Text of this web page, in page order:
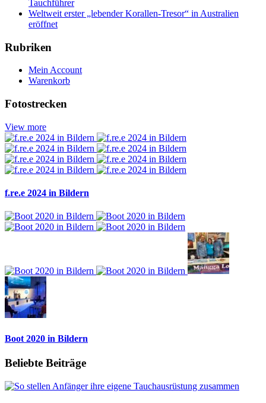
Tauchführer
Weltweit erster „lebender Korallen-Tresor“ in Australien
eröffnet
Rubriken
Mein Account
Warenkorb
Fotostrecken
View more
f.re.e 2024 in Bildern
Boot 2020 in Bildern
Beliebte Beiträge